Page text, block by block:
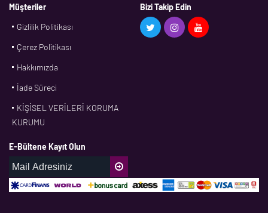
BMS
CDF
DPH
Müşteriler
Gizlilik Politikası
Çerez Politikası
Hakkımızda
İade Süreci
KİŞİSEL VERİLERİ KORUMA
KURUMU
Bizi Takip Edin
E-Bültene Kayıt Olun